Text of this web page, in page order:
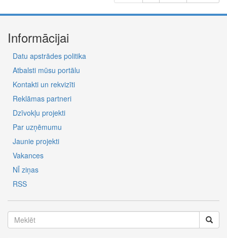
Informācijai
Datu apstrādes politika
Atbalsti mūsu portālu
Kontakti un rekvizīti
Reklāmas partneri
Dzīvokļu projekti
Par uzņēmumu
Jaunie projekti
Vakances
NĪ ziņas
RSS